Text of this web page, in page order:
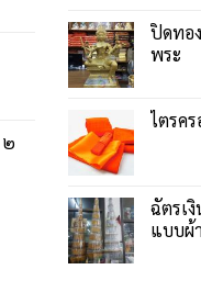
๒
ปิดทอ
พระ
ไตรคร
ฉัตรเ
แบบผ้